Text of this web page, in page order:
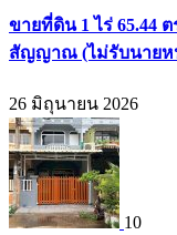
ขายที่ดิน 1 ไร่ 65.44
สัญญาณ (ไม่รับนายหน้
26 มิถุนายน 2026
10